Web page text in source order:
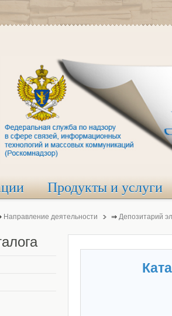
Продукты и услуги
Направление деятельности ⇒ Депозитарий